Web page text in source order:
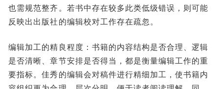
也需规范整齐。若书中存在较多此类低级错误，则可能
反映出出版社的编辑校对工作存在疏忽。
编辑加工的精良程度：书籍的内容结构是否合理、逻辑
是否清晰、章节安排是否得当，都是衡量编辑工作的重
要指标。佳秀的编辑会对稿件进行精细加工，使书籍内